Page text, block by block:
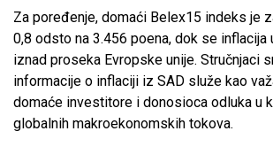
Za poređenje, domaći Belex15 indeks je
0,8 odsto na 3.456 poena, dok se inflacija
iznad proseka Evropske unije. Stručnjaci
informacije o inflaciji iz SAD služe kao
domaće investitore i donosioca odluka u
globalnih makroekonomskih tokova.